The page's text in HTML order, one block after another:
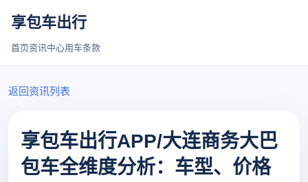
享包车出行
首页资讯中心用车条款
返回资讯列表
享包车出行APP/大连商务大巴
包车全维度分析：车型、价格